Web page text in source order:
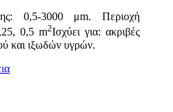
0,5-3000 μm. Περιοχή
0,5 m2Ισχύει για: ακριβές
και ιξωδών υγρών.